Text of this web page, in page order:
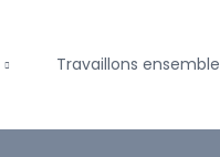
Travaillons ensemble